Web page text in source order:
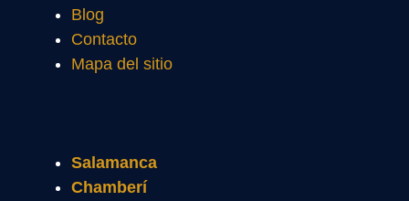
Blog
Contacto
Mapa del sitio
Salamanca
Chamberí